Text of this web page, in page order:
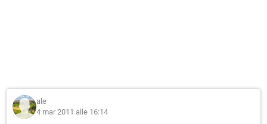
ale
4 mar 2011 alle 16:14